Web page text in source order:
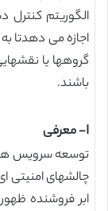
الگوریتم کنترل
اجازه می دهدتا
گروهها یا
باشند.
I- معرفی
توسعه سرویس
چالشهای امنیتی
ابر فروشنده